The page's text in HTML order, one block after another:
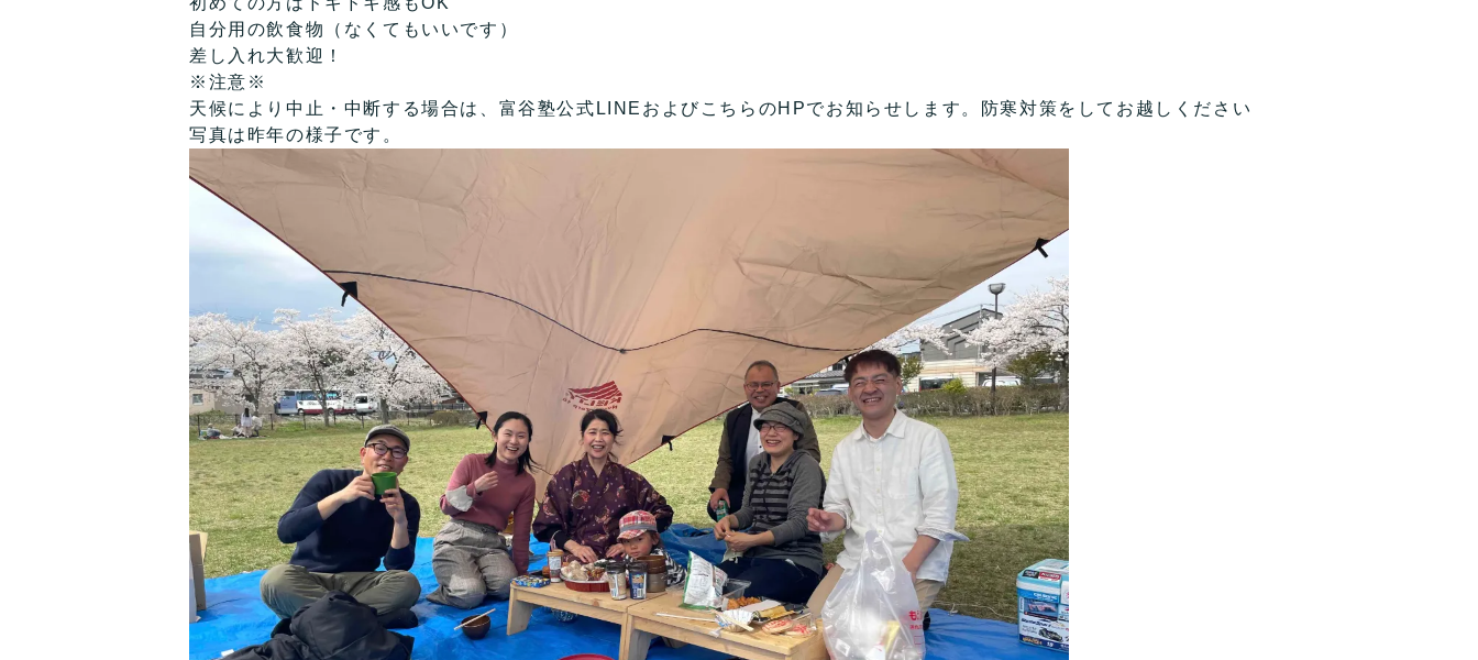
自分用の飲食物（なくてもいいです）
差し入れ大歓迎！
※注意※
天候により中止・中断する場合は、富谷塾公式LINEおよびこちらのHPでお知らせします。防寒対策をしてお越しください
写真は昨年の様子です。